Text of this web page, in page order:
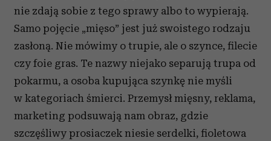
nie zdają sobie z tego sprawy albo to wypierają.
Samo pojęcie „mięso” jest już swoistego rodzaju
zasłoną. Nie mówimy o trupie, ale o szynce, filecie
czy foie gras. Te nazwy niejako separują trupa od
pokarmu, a osoba kupująca szynkę nie myśli
w kategoriach śmierci. Przemysł mięsny, reklama,
marketing podsuwają nam obraz, gdzie
szczęśliwy prosiaczek niesie serdelki, fioletowa